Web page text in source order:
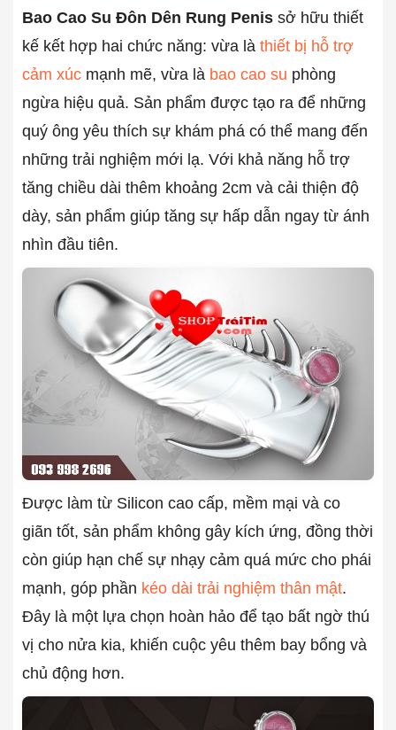
Bao Cao Su Đôn Dên Rung Penis sở hữu thiết
kế kết hợp hai chức năng: vừa là thiết bị hỗ trợ
cảm xúc mạnh mẽ, vừa là bao cao su phòng
ngừa hiệu quả. Sản phẩm được tạo ra để những
quý ông yêu thích sự khám phá có thể mang đến
những trải nghiệm mới lạ. Với khả năng hỗ trợ
tăng chiều dài thêm khoảng 2cm và cải thiện độ
dày, sản phẩm giúp tăng sự hấp dẫn ngay từ ánh
nhìn đầu tiên.
Được làm từ Silicon cao cấp, mềm mại và co
giãn tốt, sản phẩm không gây kích ứng, đồng thời
còn giúp hạn chế sự nhạy cảm quá mức cho phái
mạnh, góp phần kéo dài trải nghiệm thân mật.
Đây là một lựa chọn hoàn hảo để tạo bất ngờ thú
vị cho nửa kia, khiến cuộc yêu thêm bay bổng và
chủ động hơn.